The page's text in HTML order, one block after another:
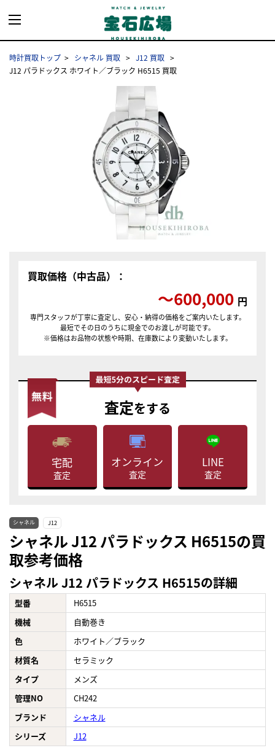
時計買取トップ シャネル 買取
J12 買取
J12 パラドックス ホワイト／ブラック H6515 買取
買取価格（中古品）：
〜600,000 円
専門スタッフが丁寧に査定し、安心・納得の価格をご案内いたします。
最短でその日のうちに現金でのお渡しが可能です。
※価格はお品物の状態や時期、在庫数により変動いたします。
査定をする
宅配
査定
オンライン
査定
LINE
査定
シャネル J12
シャネル J12 パラドックス H6515の買
取参考価格
シャネル J12 パラドックス H6515の詳細
型番
H6515
機械
自動巻き
色
ホワイト／ブラック
材質名
セラミック
タイプ
メンズ
管理NO
CH242
ブランド
シャネル
シリーズ
J12